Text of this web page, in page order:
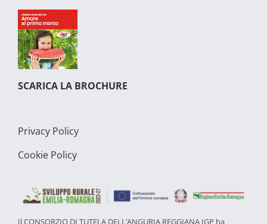
SCARICA LA BROCHURE
Privacy Policy
Cookie Policy
Il CONSORZIO DI TUTELA DELL’ANGURIA REGGIANA IGP ha